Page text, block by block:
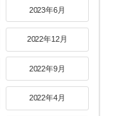
2023年6月
2022年12月
2022年9月
2022年4月